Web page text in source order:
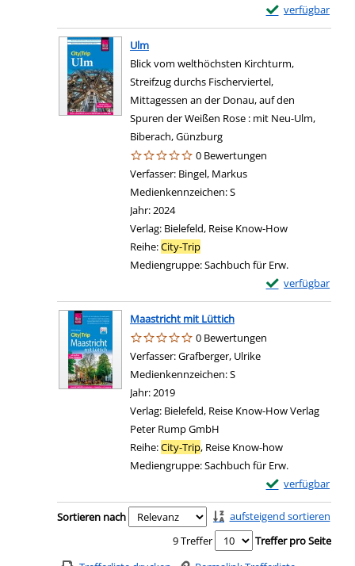
verfügbar
Exemplar-
Ulm
Blick vom welthöchsten Kirchturm,
Streifzug durchs Fischerviertel,
Mittagessen an der Donau, auf den
Spuren der Weißen Rose : mit Neu-Ulm,
Biberach, Günzburg
0 Bewertungen
Verfasser: Bingel, Markus
Medienkennzeichen:S
Jahr:2024
Verlag: Bielefeld, Reise Know-How
Reihe:City-Trip
Mediengruppe:Sachbuch für Erw.
verfügbar
Exemplar-Details
Maastricht mit Lüttich
0 Bewertungen
Verfasser:Grafberger, Ulrike
Medienkennzeichen:S
Jahr:2019
Verlag: Bielefeld, Reise Know-How Verlag
Peter Rump GmbH
Reihe:City-Trip, Reise Know-how
Mediengruppe:Sachbuch für Erw.
verfügbar
Exemplar-
Zu den Suchfiltern springen
Sortieren nach
aufsteigend sortieren
9 Treffer
Treffer pro Seite